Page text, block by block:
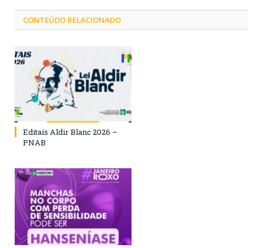
CONTEÚDO RELACIONADO
Editais Aldir Blanc 2026 –
PNAB